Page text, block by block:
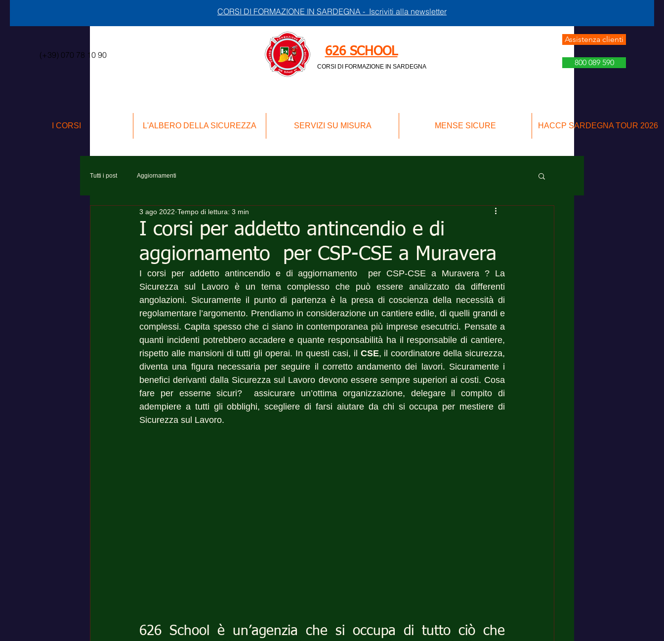
CORSI DI FORMAZIONE IN SARDEGNA - Iscriviti alla newsletter
(+39) 070 78 10 90 626 SCHOOL
CORSI DI FORMAZIONE IN SARDEGNA
Assistenza clienti
800 089 590
I CORSI L'ALBERO DELLA SICUREZZA SERVIZI SU MISURA MENSE SICURE HACCP SARDEGNA TOUR 2026
Tutti i post Aggiornamenti
I corsi per addetto antincendio e di
aggiornamento per CSP-CSE a Muravera
3 ago 2022 Tempo di lettura: 3 min
I corsi per addetto antincendio e di aggiornamento  per CSP-CSE a Muravera ? La
Sicurezza sul Lavoro è un tema complesso che può essere analizzato da differenti
angolazioni. Sicuramente il punto di partenza è la presa di coscienza della necessità di
regolamentare l’argomento. Prendiamo in considerazione un cantiere edile, di quelli grandi e
complessi. Capita spesso che ci siano in contemporanea più imprese esecutrici. Pensate a
quanti incidenti potrebbero accadere e quante responsabilità ha il responsabile di cantiere,
rispetto alle mansioni di tutti gli operai. In questi casi, il CSE, il coordinatore della sicurezza,
diventa una figura necessaria per seguire il corretto andamento dei lavori. Sicuramente i
benefici derivanti dalla Sicurezza sul Lavoro devono essere sempre superiori ai costi. Cosa
fare per esserne sicuri?  assicurare un’ottima organizzazione, delegare il compito di
adempiere a tutti gli obblighi, scegliere di farsi aiutare da chi si occupa per mestiere di
Sicurezza sul Lavoro.
626 School è un’agenzia che si occupa di tutto ciò che